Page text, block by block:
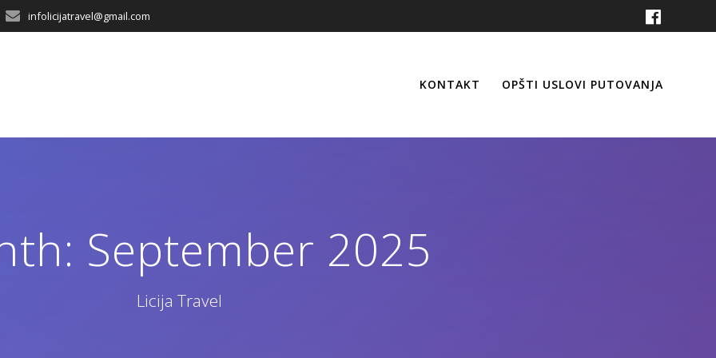
infolicijatravel@gmail.com
KONTAKT OPŠTI USLOVI PUTOVANJA
September 2025
Licija Travel